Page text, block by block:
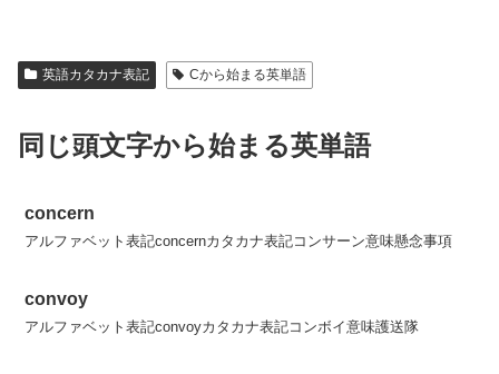
英語カタカナ表記 Cから始まる英単語
同じ頭文字から始まる英単語
concern
アルファベット表記concernカタカナ表記コンサーン意味懸念事項
convoy
アルファベット表記convoyカタカナ表記コンボイ意味護送隊